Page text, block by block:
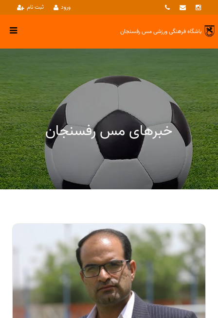
ثبت نام ورود
باشگاه فرهنگی ورزشیمس رفسنجان
خبرهای مس رفسنجان
خبرها